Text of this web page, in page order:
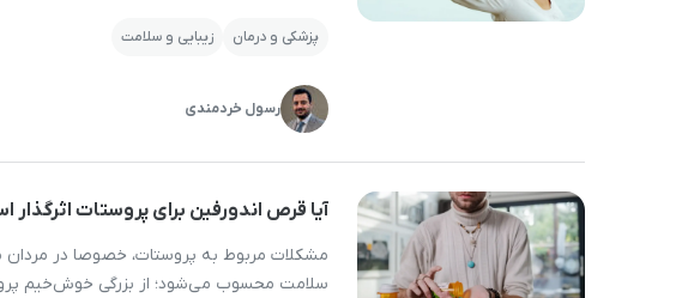
ترشح می‌کند. کمبود ترشح اندورفین می‌تواند
پزشکی و درمان زیبایی و سلامت
رسول خردمندی
آیا قرص اندورفین برای پروستات
مشکلات مربوط به پروستات، خصوصا در مردان
سلامت محسوب می‌شود؛ از بزرگی خوش‌خیم